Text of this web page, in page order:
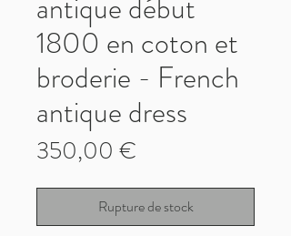
1800 en coton et
broderie - French
antique dress
350,00 €
Rupture de stock